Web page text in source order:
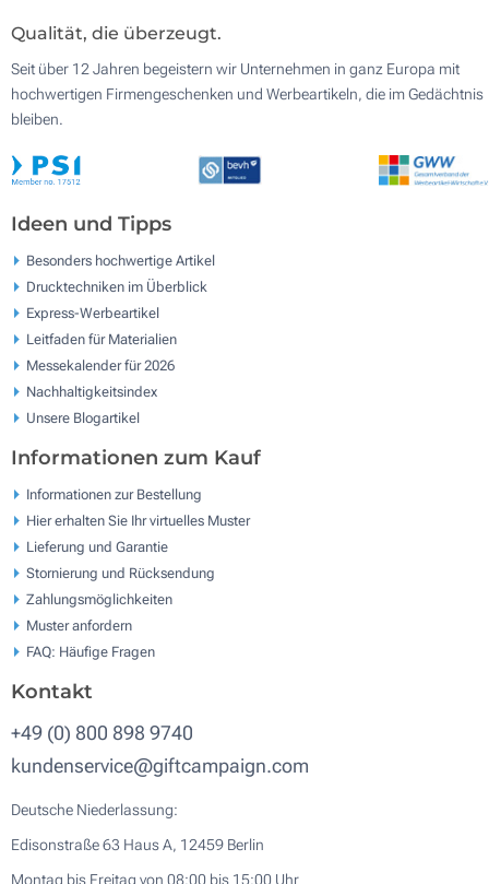
Qualität, die überzeugt.
Seit über 12 Jahren begeistern wir Unternehmen in ganz Europa mit
hochwertigen Firmengeschenken und Werbeartikeln, die im Gedächtnis
bleiben.
Ideen und Tipps
Besonders hochwertige Artikel
Drucktechniken im Überblick
Express-Werbeartikel
Leitfaden für Materialien
Messekalender für 2026
Nachhaltigkeitsindex
Unsere Blogartikel
Informationen zum Kauf
Informationen zur Bestellung
Hier erhalten Sie Ihr virtuelles Muster
Lieferung und Garantie
Stornierung und Rücksendung
Zahlungsmöglichkeiten
Muster anfordern
FAQ: Häufige Fragen
Kontakt
+49 (0) 800 898 9740
kundenservice@giftcampaign.com
Deutsche Niederlassung:
Edisonstraße 63 Haus A, 12459 Berlin
Montag bis Freitag von 08:00 bis 15:00 Uhr